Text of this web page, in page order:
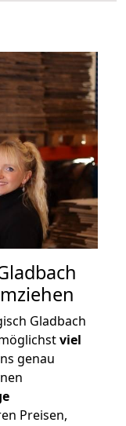
Gladbach
viel
genau
Preisen,